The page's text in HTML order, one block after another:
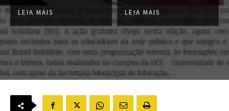
LEIA MAIS LEIA MAIS